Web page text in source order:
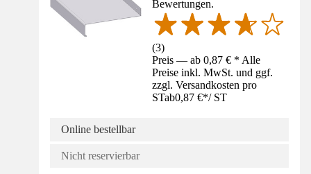
Bewertungen.
(3)
Preis — ab 0,87 € * Alle
Preise inkl. MwSt. und ggf.
zzgl. Versandkosten pro
STab0,87 €*/ ST
Online bestellbar
Nicht reservierbar